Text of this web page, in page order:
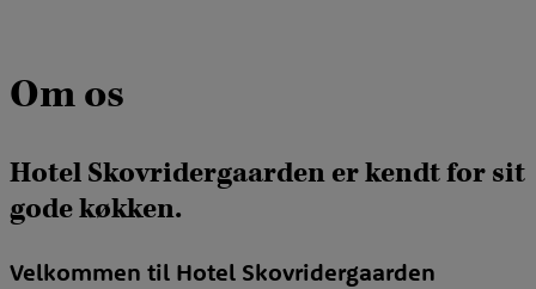
Om os
Hotel Skovridergaarden er kendt for sit
gode køkken.
Velkommen til Hotel Skovridergaarden